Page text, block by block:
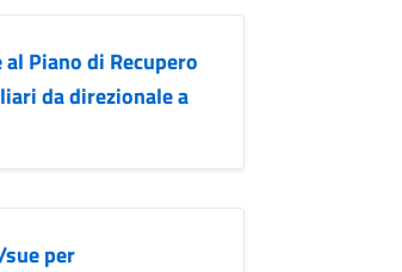
Piano di Recupero
da direzionale a
per